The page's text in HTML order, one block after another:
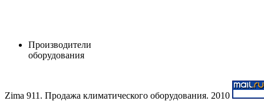
Производители
оборудования
Zima 911. Продажа климатического оборудования. 2010